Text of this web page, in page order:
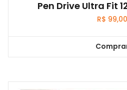
Pen Drive Ultra Fit
R$ 99,00